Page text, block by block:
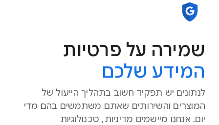
שמירה על פרטיות
המידע שלכם
לנתונים יש תפקיד חשוב בתהליך הייעול של
המוצרים והשירותים שאתם משתמשים בהם מדי
יום. אנחנו מיישמים מדיניות, טכנולוגיות